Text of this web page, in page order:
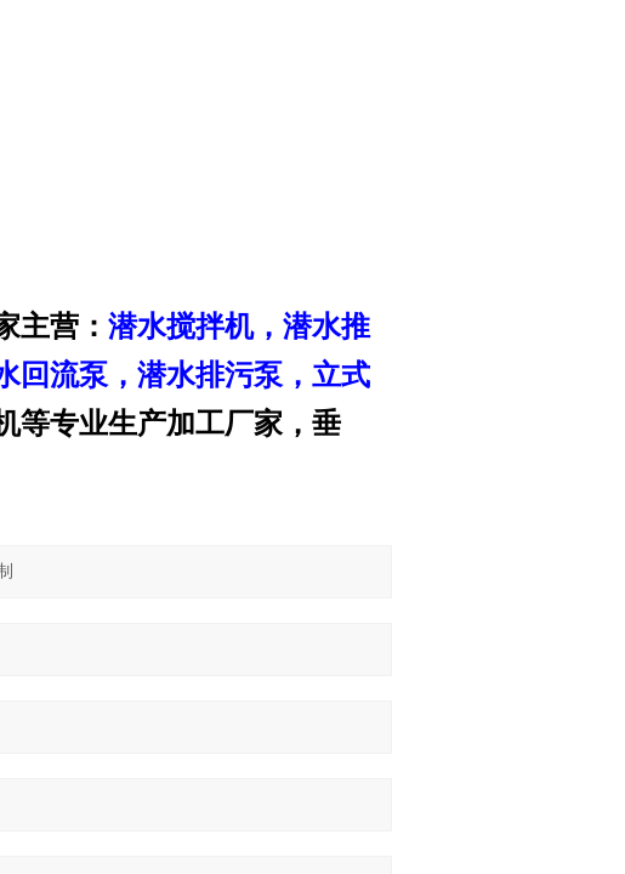
主营： 潜水搅拌机， 潜水推
回流泵 ，潜水排污泵，立式
等专业生产加工厂家，垂